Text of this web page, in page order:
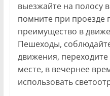
выезжайте на полосу
помните при проезде
преимущество в
Пешеходы,
движения,
месте, в вечернее
использовать